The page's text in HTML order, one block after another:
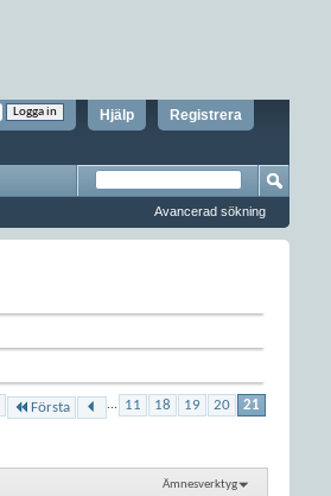
Registrera
Hjälp
Avancerad sökning
Första ... 11 18 19 20 21
Ämnesverktyg